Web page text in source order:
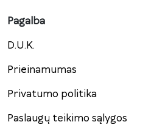
Pagalba
D.U.K.
Prieinamumas
Privatumo politika
Paslaugų teikimo sąlygos